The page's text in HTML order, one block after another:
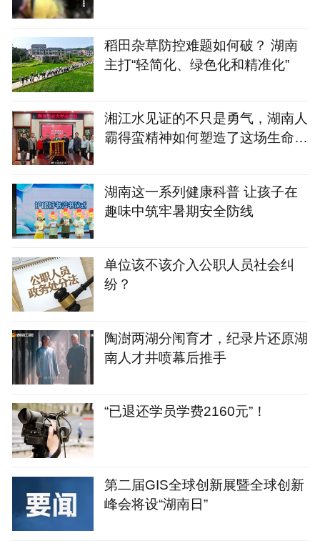
稻田杂草防控难题如何破？ 湖南
主打“轻简化、绿色化和精准化”
湘江水见证的不只是勇气，湖南人
霸得蛮精神如何塑造了这场生命接
湖南这一系列健康科普 让孩子在
趣味中筑牢暑期安全防线
单位该不该介入公职人员社会纠
纷？
陶澍两湖分闱育才，纪录片还原湖
南人才井喷幕后推手
“已退还学员学费2160元”！
第二届GIS全球创新展暨全球创新
峰会将设“湖南日”